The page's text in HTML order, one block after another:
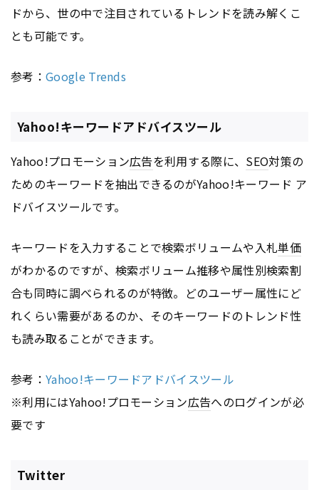
ドから、世の中で注目されているトレンドを読み解くこ
とも可能です。
参考： Google Trends
Yahoo!キーワードアドバイスツール
Yahoo!プロモーション広告を利用する際に、 SEO対策の
ためのキーワードを抽出できるのがYahoo!キーワード ア
ドバイスツールです。
キーワードを入力することで検索ボリュームや入札単価
がわかるのですが、検索ボリューム推移や属性別検索割
合も同時に調べられるのが特徴。どのユーザー属性にど
れくらい需要があるのか、そのキーワードのトレンド性
も読み取ることができます。
参考： Yahoo!キーワードアドバイスツール
※利用にはYahoo!プロモーション広告へのログインが必
要です
Twitter